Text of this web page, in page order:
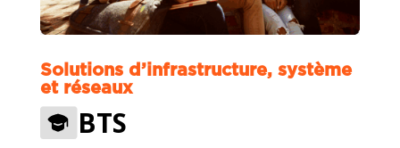
Solutions d’infrastructure, système
et réseaux
BTS